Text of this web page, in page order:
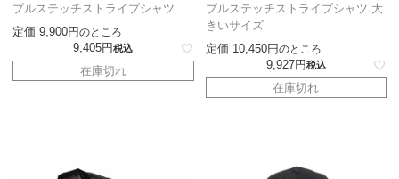
プルステッチストライプシャツ
定価 9,900 のところ
9,405 税込
在庫切れ
プルステッチストライプシャツ 大
きいサイズ
定価 10,450 のところ
9,927 税込
在庫切れ